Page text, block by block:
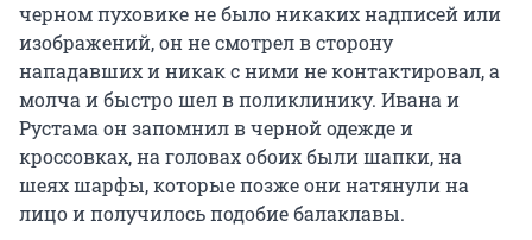
черном пуховике не было никаких надписей или
изображений, он не смотрел в сторону
нападавших и никак с ними не контактировал, а
молча и быстро шел в поликлинику. Ивана и
Рустама он запомнил в черной одежде и
кроссовках, на головах обоих были шапки, на
шеях шарфы, которые позже они натянули на
лицо и получилось подобие балаклавы.